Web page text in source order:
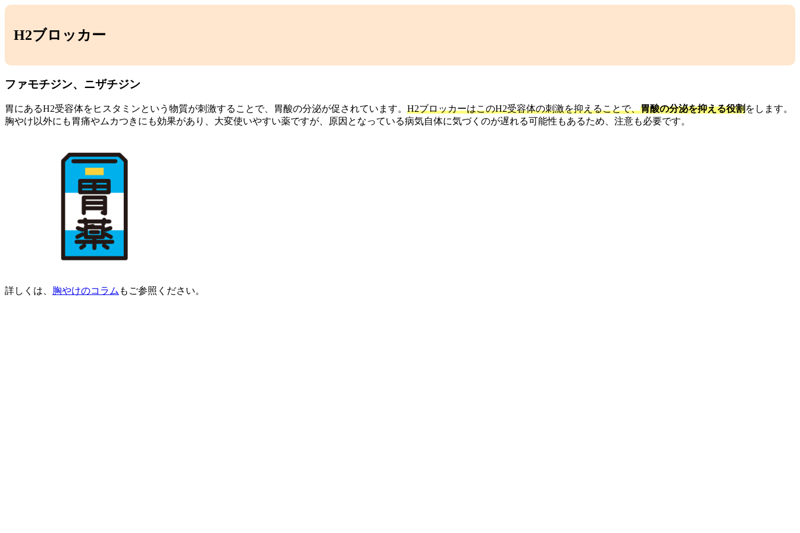
H2ブロッカー
ファモチジン、ニザチジン
胃にあるH2受容体をヒスタミンという物質が刺激することで、胃酸の分泌が促されています。 H2ブロッカーはこのH2受容体の刺激を抑えることで、胃酸の分泌を抑える役割をします。
胸やけ以外にも胃痛やムカつきにも効果があり、大変使いやすい薬ですが、原因となっている病気自体に気づくのが遅れる可能性もあるため、注意も必要です。
詳しくは、 胸やけのコラム もご参照ください。